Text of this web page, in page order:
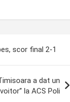
scor final 2-1
a dat un
la ACS Poli